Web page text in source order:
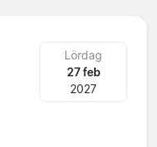
Lördag
27 feb
2027